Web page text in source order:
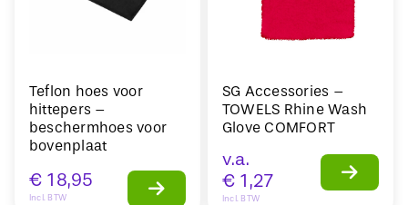
Teflon hoes voor
hittepers –
beschermhoes voor
bovenplaat
€ 18,95
Incl. BTW
SG Accessories –
TOWELS Rhine Wash
Glove COMFORT
v.a.
€ 1,27
Incl. BTW